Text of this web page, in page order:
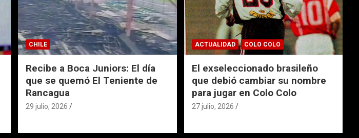
CHILE
Recibe a Boca Juniors: El día
que se quemó El Teniente de
Rancagua
29 julio, 2026
ACTUALIDAD COLO COLO
El exseleccionado brasileño
que debió cambiar su nombre
para jugar en Colo Colo
27 julio, 2026